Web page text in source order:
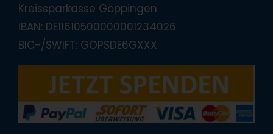
Kreissparkasse Göppingen
IBAN: DE11610500000001234026
BIC-/SWIFT: GOPSDE6GXXX